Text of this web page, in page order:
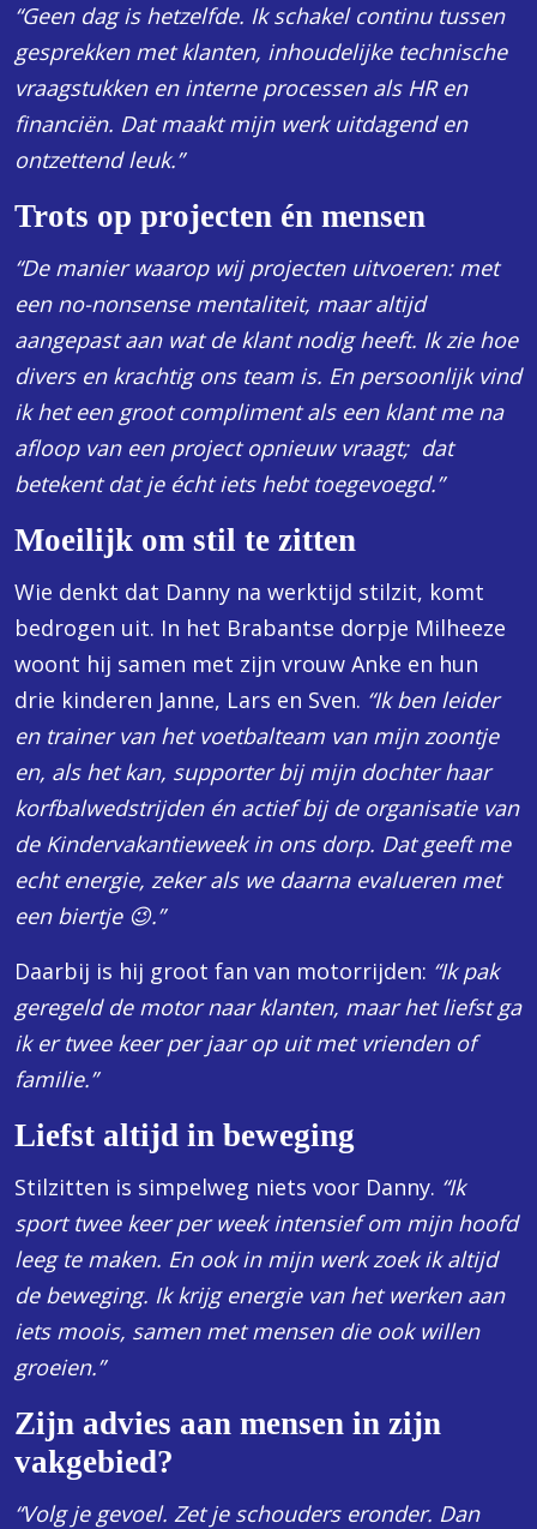
“Geen dag is hetzelfde. Ik schakel continu tussen
gesprekken met klanten, inhoudelijke technische
vraagstukken en interne processen als HR en
financiën. Dat maakt mijn werk uitdagend en
ontzettend leuk.”
Trots op projecten én mensen
“De manier waarop wij projecten uitvoeren: met
een no-nonsense mentaliteit, maar altijd
aangepast aan wat de klant nodig heeft. Ik zie hoe
divers en krachtig ons team is. En persoonlijk vind
ik het een groot compliment als een klant me na
afloop van een project opnieuw vraagt; dat
betekent dat je écht iets hebt toegevoegd.”
Moeilijk om stil te zitten
Wie denkt dat Danny na werktijd stilzit, komt
bedrogen uit. In het Brabantse dorpje Milheeze
woont hij samen met zijn vrouw Anke en hun
drie kinderen Janne, Lars en Sven. “Ik ben leider
en trainer van het voetbalteam van mijn zoontje
en, als het kan, supporter bij mijn dochter haar
korfbalwedstrijden én actief bij de organisatie van
de Kindervakantieweek in ons dorp. Dat geeft me
echt energie, zeker als we daarna evalueren met
een biertje 😉.”
Daarbij is hij groot fan van motorrijden: “Ik pak
geregeld de motor naar klanten, maar het liefst ga
ik er twee keer per jaar op uit met vrienden of
familie.”
Liefst altijd in beweging
Stilzitten is simpelweg niets voor Danny. “Ik
sport twee keer per week intensief om mijn hoofd
leeg te maken. En ook in mijn werk zoek ik altijd
de beweging. Ik krijg energie van het werken aan
iets moois, samen met mensen die ook willen
groeien.”
Zijn advies aan mensen in zijn
vakgebied?
“Volg je gevoel. Zet je schouders eronder. Dan